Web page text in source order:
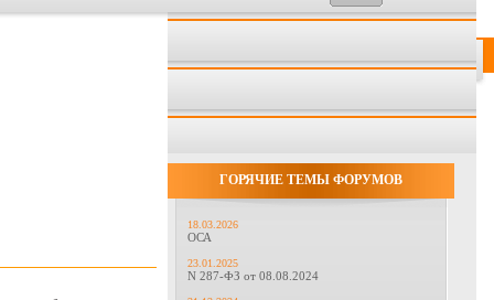
ГОРЯЧИЕ ТЕМЫ ФОРУМОВ
18.03.2026
ОСА
23.01.2025
N 287-ФЗ от 08.08.2024